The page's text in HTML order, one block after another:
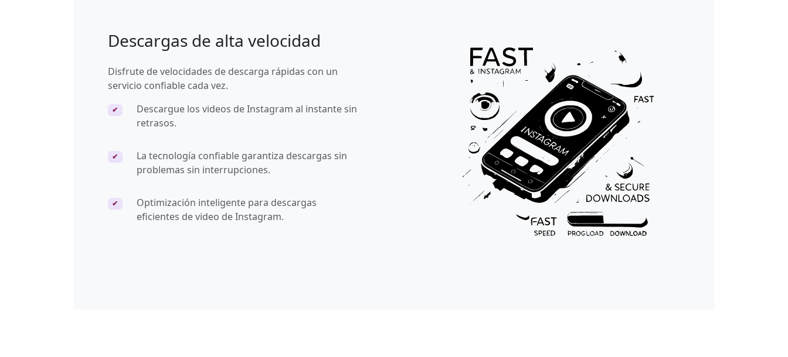
Descargas de alta velocidad
Disfrute de velocidades de descarga rápidas con un
servicio confiable cada vez.
✔
Descargue los videos de Instagram al instante sin
retrasos.
✔
La tecnología confiable garantiza descargas sin
problemas sin interrupciones.
✔
Optimización inteligente para descargas
eficientes de video de Instagram.